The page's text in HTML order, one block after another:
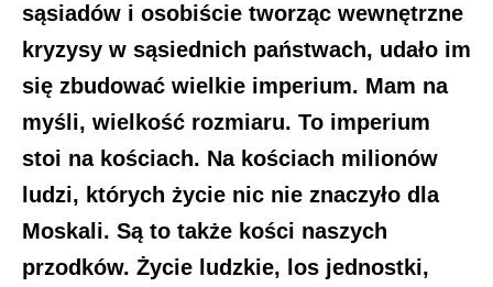
sąsiadów i osobiście tworząc wewnętrzne
kryzysy w sąsiednich państwach, udało im
się zbudować wielkie imperium. Mam na
myśli, wielkość rozmiaru. To imperium
stoi na kościach. Na kościach milionów
ludzi, których życie nic nie znaczyło dla
Moskali. Są to także kości naszych
przodków. Życie ludzkie, los jednostki,